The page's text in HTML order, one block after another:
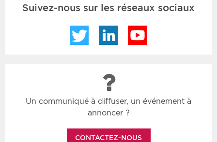
Suivez-nous sur les réseaux sociaux
Twitter LinkedIn
Un communiqué à diffuser, un événement à
annoncer ?
CONTACTEZ-NOUS